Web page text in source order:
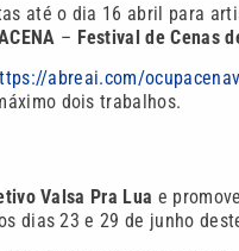
até o dia 16 abril para
– Festival de Cenas
abreai.com/
dois trabalhos.
Valsa Pra Lua e
23 e 29 de junho